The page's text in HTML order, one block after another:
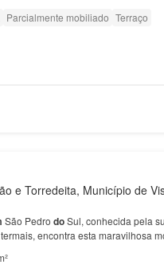
Parcialmente mobiliado Terraço
e Torredeita, Município de
São Pedro doSul, conhecida pela
encontra esta maravilhosa